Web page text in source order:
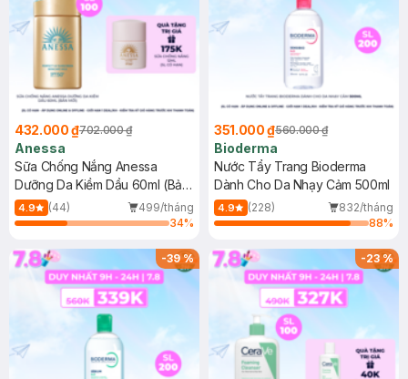
432.000 ₫702.000 ₫
Anessa
Sữa Chống Nắng Anessa
Dưỡng Da Kiềm Dầu 60ml (Bản
Mới)
4.9 (44)
499/tháng
34%
351.000 ₫560.000 ₫
Bioderma
Nước Tẩy Trang Bioderma
Dành Cho Da Nhạy Cảm 500ml
4.9 (228)
832/tháng
88%
-39% -23%